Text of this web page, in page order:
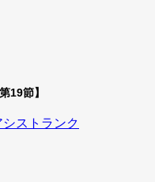
19節】
シストランク